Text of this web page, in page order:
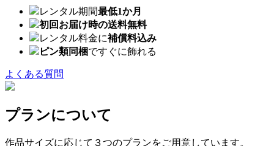
レンタル期間最低1か月
初回お届け時の送料無料
レンタル料金に補償料込み
ピン類同梱ですぐに飾れる
よくある質問
プランについて
作品サイズに応じて３つのプランをご用意しています。